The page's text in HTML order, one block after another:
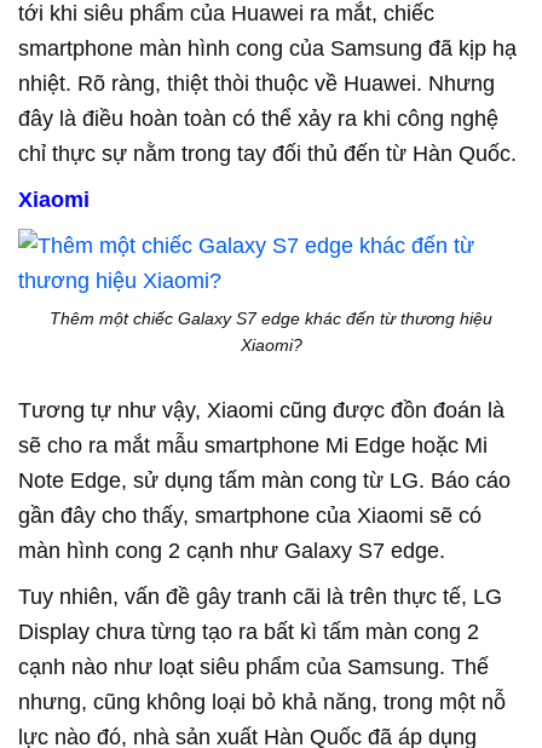
tới khi siêu phẩm của Huawei ra mắt, chiếc
smartphone màn hình cong của Samsung đã kịp hạ
nhiệt. Rõ ràng, thiệt thòi thuộc về Huawei. Nhưng
đây là điều hoàn toàn có thể xảy ra khi công nghệ
chỉ thực sự nằm trong tay đối thủ đến từ Hàn Quốc.
Xiaomi
Thêm một chiếc Galaxy S7 edge khác đến từ thương hiệu
Xiaomi?
Tương tự như vậy, Xiaomi cũng được đồn đoán là
sẽ cho ra mắt mẫu smartphone Mi Edge hoặc Mi
Note Edge, sử dụng tấm màn cong từ LG. Báo cáo
gần đây cho thấy, smartphone của Xiaomi sẽ có
màn hình cong 2 cạnh như Galaxy S7 edge.
Tuy nhiên, vấn đề gây tranh cãi là trên thực tế, LG
Display chưa từng tạo ra bất kì tấm màn cong 2
cạnh nào như loạt siêu phẩm của Samsung. Thế
nhưng, cũng không loại bỏ khả năng, trong một nỗ
lực nào đó, nhà sản xuất Hàn Quốc đã áp dụng